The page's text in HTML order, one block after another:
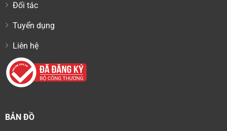
Đối tác
Tuyển dụng
Liên hệ
BẢN ĐỒ